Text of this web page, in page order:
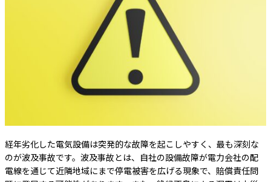
経年劣化した電気設備は突発的な故障を起こしやすく、最も深刻な
のが波及事故です。波及事故とは、自社の設備故障が電力会社の配
電線を通じて近隣地域にまで停電被害を広げる現象で、賠償責任問